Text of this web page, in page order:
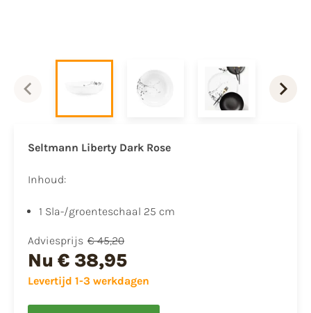
Seltmann Liberty Dark Rose
Inhoud:
1 Sla-/groenteschaal 25 cm
Adviesprijs € 45,20
Nu € 38,95
Levertijd 1-3 werkdagen